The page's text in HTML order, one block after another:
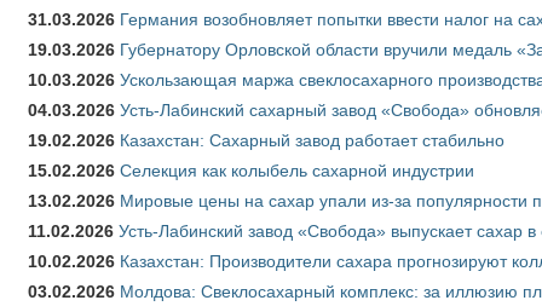
31.03.2026 Германия возобновляет попытки ввести налог на
19.03.2026 Губернатору Орловской области вручили медаль
10.03.2026 Ускользающая маржа свеклосахарного
04.03.2026 Усть-Лабинский сахарный завод «Свобода»
19.02.2026 Казахстан: Сахарный завод работает стабильно
15.02.2026 Селекция как колыбель сахарной индустрии
13.02.2026 Мировые цены на сахар упали из-за популярности
11.02.2026 Усть-Лабинский завод «Свобода» выпускает сахар в
10.02.2026 Казахстан: Производители сахара прогнозируют
03.02.2026 Молдова: Свеклосахарный комплекс: за иллюзию